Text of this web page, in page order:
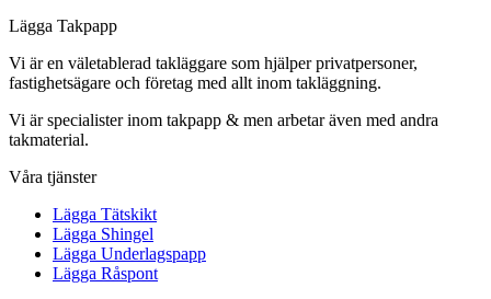
Lägga Takpapp
Vi är en väletablerad takläggare som hjälper privatpersoner,
fastighetsägare och företag med allt inom takläggning.
Vi är specialister inom takpapp & men arbetar även med andra
takmaterial.
Våra tjänster
Lägga Tätskikt
Lägga Shingel
Lägga Underlagspapp
Lägga Råspont